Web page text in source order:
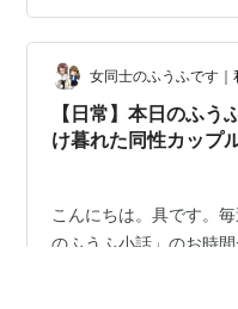
たポケモンセンターで
たパートナー。嬉し…
女同士のふうふです｜
【日常】本日のふう
け暮れた同性カップ